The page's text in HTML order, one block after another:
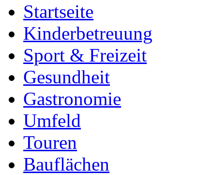
Startseite
Kinderbetreuung
Sport & Freizeit
Gesundheit
Gastronomie
Umfeld
Touren
Bauflächen